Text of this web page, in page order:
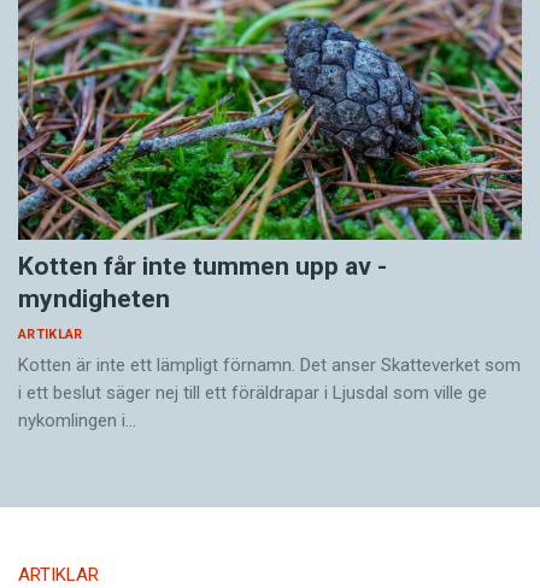
Kotten får inte tummen upp av ­
myndigheten
ARTIKLAR
Kotten är inte ett lämpligt förnamn. Det anser Skatte­verket som
i ett beslut säger nej till ett föräldra­par i Ljusdal som ville ge
nykomlingen i…
ARTIKLAR